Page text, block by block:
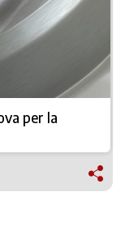
per la